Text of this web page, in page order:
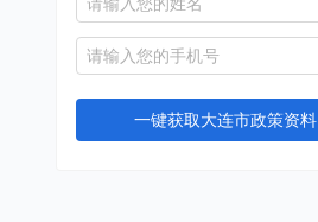
一键获取大连市政策资料